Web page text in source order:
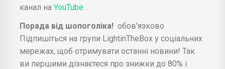
канал на YouTube
Порада від шопоголіка! обов'язково
Підпишіться на групи LightinTheBox у соціальних
мережах, щоб отримувати останні новини! Так
ви першими дізнаєтеся про знижки до 80% і